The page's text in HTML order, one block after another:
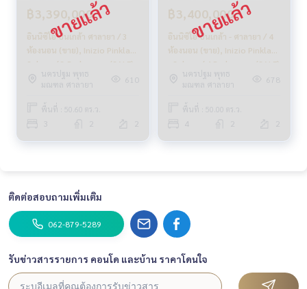
฿3,390,000
อินนิซิโอ ปิ่นเกล้า ศาลายา / 3
ห้องนอน (ขาย), Inizio Pinklao
Salaya / 3 Bedrooms (SALE)
CREAM1115
นครปฐม พุทธ
มณฑล ศาลายา
610
พื้นที่ : 50.60 ตร.ว.
฿3,400,000
อินนิซิโอ ปิ่นเกล้า - ศาลายา / 4
ห้องนอน (ขาย), Inizio Pinklao
- Salaya / 4 Bedrooms (SALE)
CREAM1104
นครปฐม พุทธ
มณฑล ศาลายา
678
พื้นที่ : 50.00 ตร.ว.
4
ติดต่อสอบถามเพิ่มเติม
062-879-5289
รับข่าวสารรายการ คอนโด และบ้าน ราคาโดนใจ